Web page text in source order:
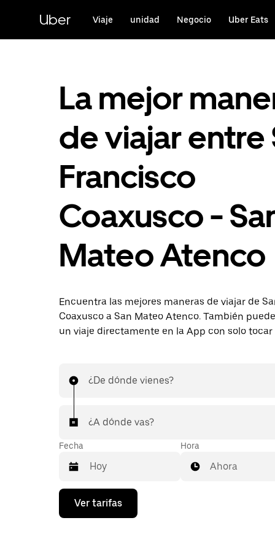
contenido
principal
Uber Viaje unidad Negocio Uber Eats
La mejor
de viajar entre
Francisco
Coaxusco -
Mateo Atenco
Encuentra las mejores maneras de viajar de
Coaxusco a San Mateo Atenco. También
un viaje directamente en la App con solo
¿De dónde vienes?
¿A dónde vas?
Fecha
Presiona
flecha
Hora
Ahora
Ver tarifas